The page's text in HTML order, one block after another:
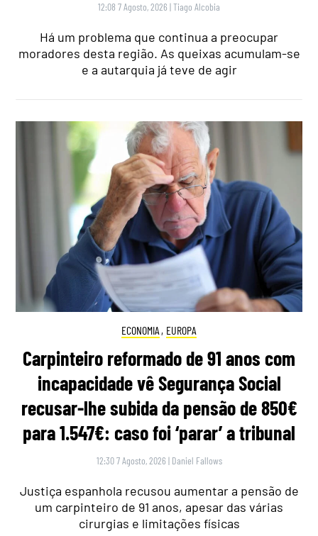
12:08 7 Agosto, 2026 |Tiago Alcobia
Há um problema que continua a preocupar
moradores desta região. As queixas acumulam-se
e a autarquia já teve de agir
ECONOMIA , EUROPA
Carpinteiro reformado de 91 anos com
incapacidade vê Segurança Social
recusar-lhe subida da pensão de 850€
para 1.547€: caso foi ‘parar’ a tribunal
12:30 7 Agosto, 2026 | Daniel Fallows
Justiça espanhola recusou aumentar a pensão de
um carpinteiro de 91 anos, apesar das várias
cirurgias e limitações físicas